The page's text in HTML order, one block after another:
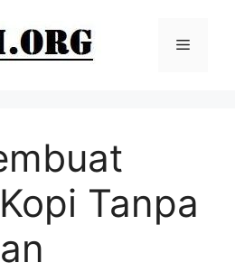
Menu
Tanpa